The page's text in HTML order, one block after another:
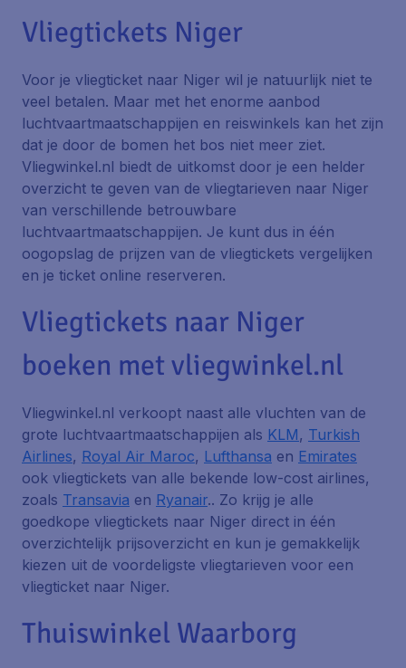
Vliegtickets Niger
Voor je vliegticket naar Niger wil je natuurlijk niet te
veel betalen. Maar met het enorme aanbod
luchtvaartmaatschappijen en reiswinkels kan het zijn
dat je door de bomen het bos niet meer ziet.
Vliegwinkel.nl biedt de uitkomst door je een helder
overzicht te geven van de vliegtarieven naar Niger
van verschillende betrouwbare
luchtvaartmaatschappijen. Je kunt dus in één
oogopslag de prijzen van de vliegtickets vergelijken
en je ticket online reserveren.
Vliegtickets naar Niger
boeken met vliegwinkel.nl
Vliegwinkel.nl verkoopt naast alle vluchten van de
grote luchtvaartmaatschappijen als KLM, Turkish
Airlines, Royal Air Maroc, Lufthansa en Emirates
ook vliegtickets van alle bekende low-cost airlines,
zoals Transavia en Ryanair.. Zo krijg je alle
goedkope vliegtickets naar Niger direct in één
overzichtelijk prijsoverzicht en kun je gemakkelijk
kiezen uit de voordeligste vliegtarieven voor een
vliegticket naar Niger.
Thuiswinkel Waarborg